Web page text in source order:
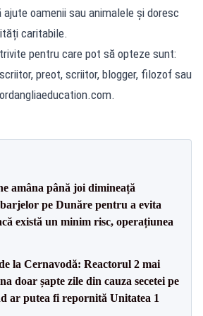
oamenii sau animalele și doresc
caritabile.
pentru care pot să opteze sunt:
preot, scriitor, blogger, filozof sau
amâna până joi dimineață
pe Dunăre pentru a evita
există un minim risc, operațiunea
la Cernavodă: Reactorul 2 mai
doar șapte zile din cauza secetei pe
ar putea fi repornită Unitatea 1